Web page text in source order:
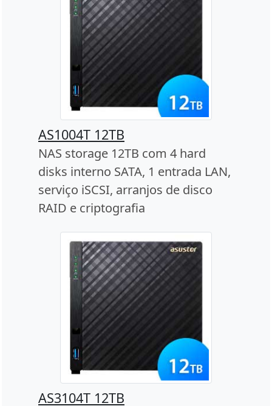
AS1004T 12TB
NAS storage 12TB com 4 hard
disks interno SATA, 1 entrada LAN,
serviço iSCSI, arranjos de disco
RAID e criptografia
AS3104T 12TB